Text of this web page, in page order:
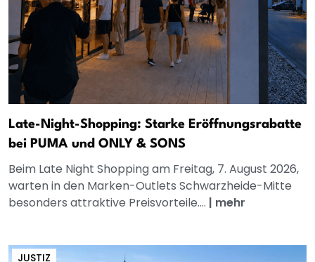
Late-Night-Shopping: Starke Eröffnungsrabatte
bei PUMA und ONLY & SONS
Beim Late Night Shopping am Freitag, 7. August 2026,
warten in den Marken-Outlets Schwarzheide-Mitte
besonders attraktive Preisvorteile.... | mehr
JUSTIZ